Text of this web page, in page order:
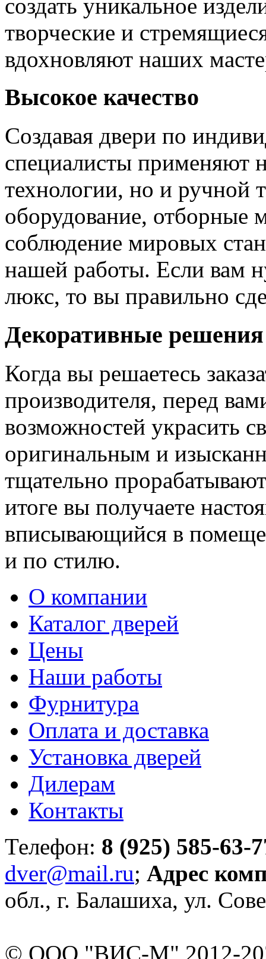
создать уникальное
творческие и
вдохновляют наших
Высокое качество
Создавая двери по
специалисты применяют
технологии, но и ручной
оборудование, отборные
соблюдение мировых
нашей работы. Если вам
люкс, то вы правильно
Декоративные решения
Когда вы решаетесь
производителя, перед
возможностей украсить
оригинальным и
тщательно
итоге вы получаете
вписывающийся в
и по стилю.
О компании
Каталог дверей
Цены
Наши работы
Фурнитура
Оплата и доставка
Установка дверей
Дилерам
Контакты
Телефон: 8 (925) 585-63-
dver@mail.ru; Адрес
обл., г. Балашиха, ул.
© ООО "ВИС-М" 2012-